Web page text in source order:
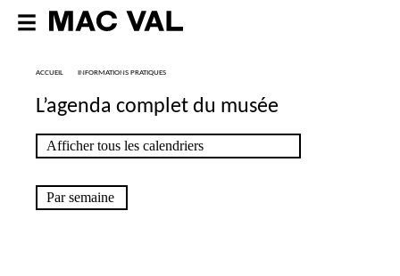
ACCUEIL INFORMATIONS PRATIQUES
L’agenda complet du musée